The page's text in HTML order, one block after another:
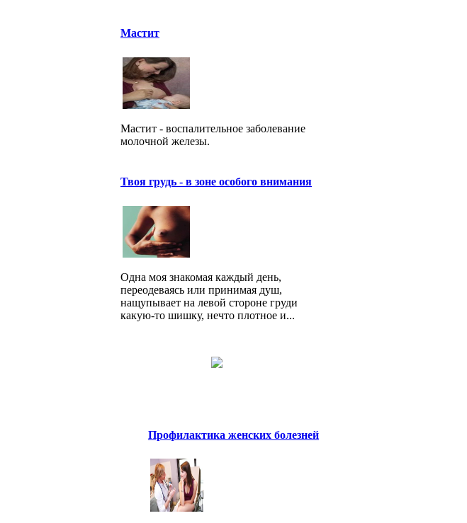
Мастит
Мастит - воспалительное заболевание
молочной железы.
Твоя грудь - в зоне особого внимания
Одна моя знакомая каждый день,
переодеваясь или принимая душ,
нащупывает на левой стороне груди
какую-то шишку, нечто плотное и...
Профилактика женских болезней